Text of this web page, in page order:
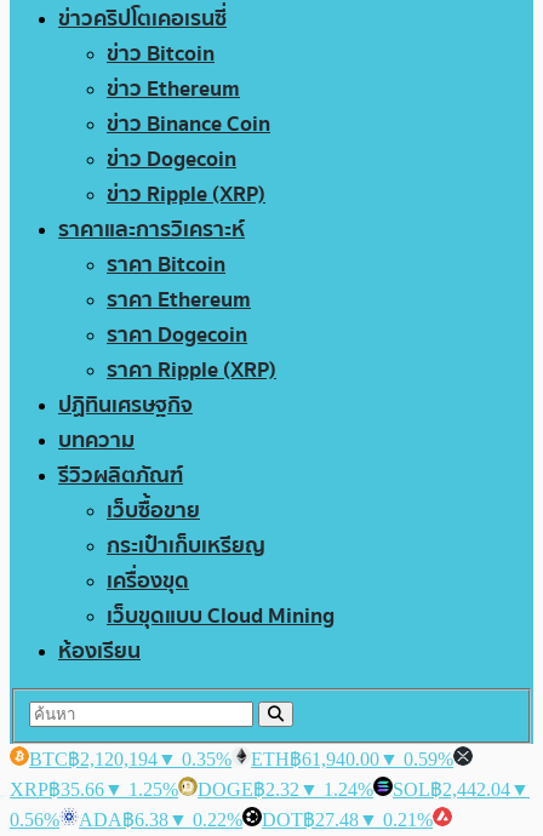
ข่าวคริปโตเคอเรนซี่
ข่าว Bitcoin
ข่าว Ethereum
ข่าว Binance Coin
ข่าว Dogecoin
ข่าว Ripple (XRP)
ราคาและการวิเคราะห์
ราคา Bitcoin
ราคา Ethereum
ราคา Dogecoin
ราคา Ripple (XRP)
ปฏิทินเศรษฐกิจ
บทความ
รีวิวผลิตภัณฑ์
เว็บซื้อขาย
กระเป๋าเก็บเหรียญ
เครื่องขุด
เว็บขุดแบบ Cloud Mining
ห้องเรียน
BTC฿2,120,194▼ 0.35% ETH฿61,940.00▼ 0.59%
XRP฿35.66▼ 1.25% DOGE฿2.32 ▼ 1.24% SOL฿2,442.04▼
0.56%
ADA฿6.38▼ 0.22% DOT฿27.48▼ 0.21%